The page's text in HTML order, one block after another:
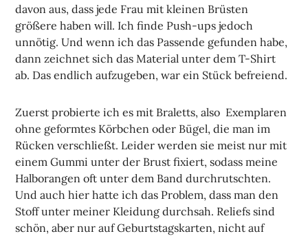
davon aus, dass jede Frau mit kleinen Brüsten
größere haben will. Ich finde Push-ups jedoch
unnötig. Und wenn ich das Passende gefunden habe,
dann zeichnet sich das Material unter dem T-Shirt
ab. Das endlich aufzugeben, war ein Stück befreiend.
Zuerst probierte ich es mit Braletts, also Exemplaren
ohne geformtes Körbchen oder Bügel, die man im
Rücken verschließt. Leider werden sie meist nur mit
einem Gummi unter der Brust fixiert, sodass meine
Halborangen oft unter dem Band durchrutschten.
Und auch hier hatte ich das Problem, dass man den
Stoff unter meiner Kleidung durchsah. Reliefs sind
schön, aber nur auf Geburtstagskarten, nicht auf